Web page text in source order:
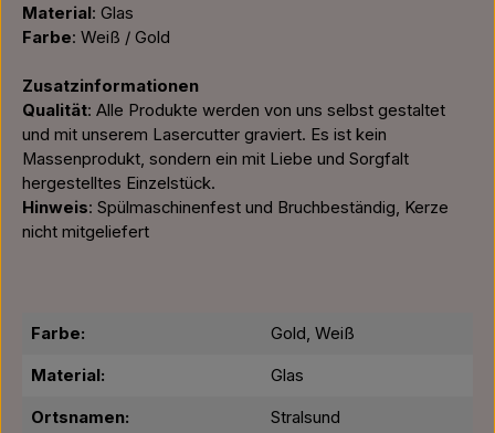
Material: Glas
Farbe: Weiß / Gold
Zusatzinformationen
Qualität: Alle Produkte werden von uns selbst gestaltet
und mit unserem Lasercutter graviert. Es ist kein
Massenprodukt, sondern ein mit Liebe und Sorgfalt
hergestelltes Einzelstück.
Hinweis: Spülmaschinenfest und Bruchbeständig, Kerze
nicht mitgeliefert
Farbe: Gold, Weiß
Material: Glas
Ortsnamen: Stralsund